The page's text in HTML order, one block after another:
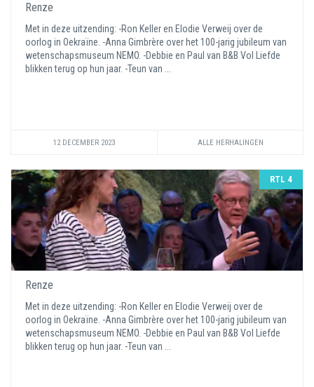
Renze
Met in deze uitzending: -Ron Keller en Elodie Verweij over de
oorlog in Oekraïne. -Anna Gimbrère over het 100-jarig jubileum van
wetenschapsmuseum NEMO. -Debbie en Paul van B&B Vol Liefde
blikken terug op hun jaar. -Teun van ...
12 DECEMBER 2023 ALLE HERHALINGEN
RTL 4
Renze
Met in deze uitzending: -Ron Keller en Elodie Verweij over de
oorlog in Oekraïne. -Anna Gimbrère over het 100-jarig jubileum van
wetenschapsmuseum NEMO. -Debbie en Paul van B&B Vol Liefde
blikken terug op hun jaar. -Teun van ...